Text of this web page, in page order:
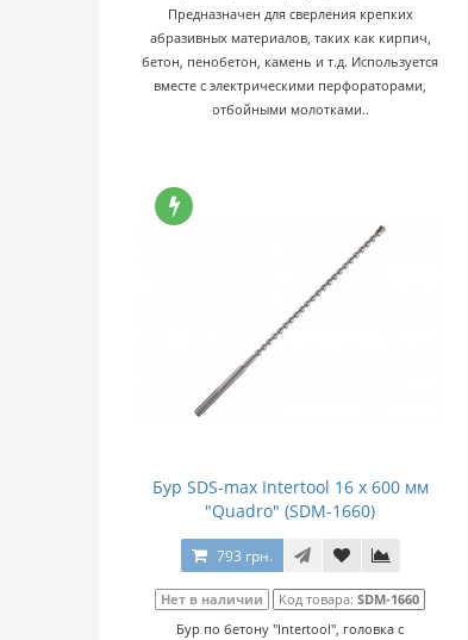
Предназначен для сверления крепких
абразивных материалов, таких как кирпич,
бетон, пенобетон, камень и т.д. Используется
вместе с электрическими перфораторами,
отбойными молотками..
Бур SDS-max Intertool 16 х 600 мм
"Quadro" (SDM-1660)
793 грн.
Нет в наличии Код товара:SDM-1660
Бур по бетону "Intertool", головка с